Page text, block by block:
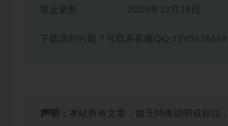
2025年12月18日
下载遇到问题？可联系客服QQ:1195676669
声明： 本站所有文章，如无特殊说明或标注